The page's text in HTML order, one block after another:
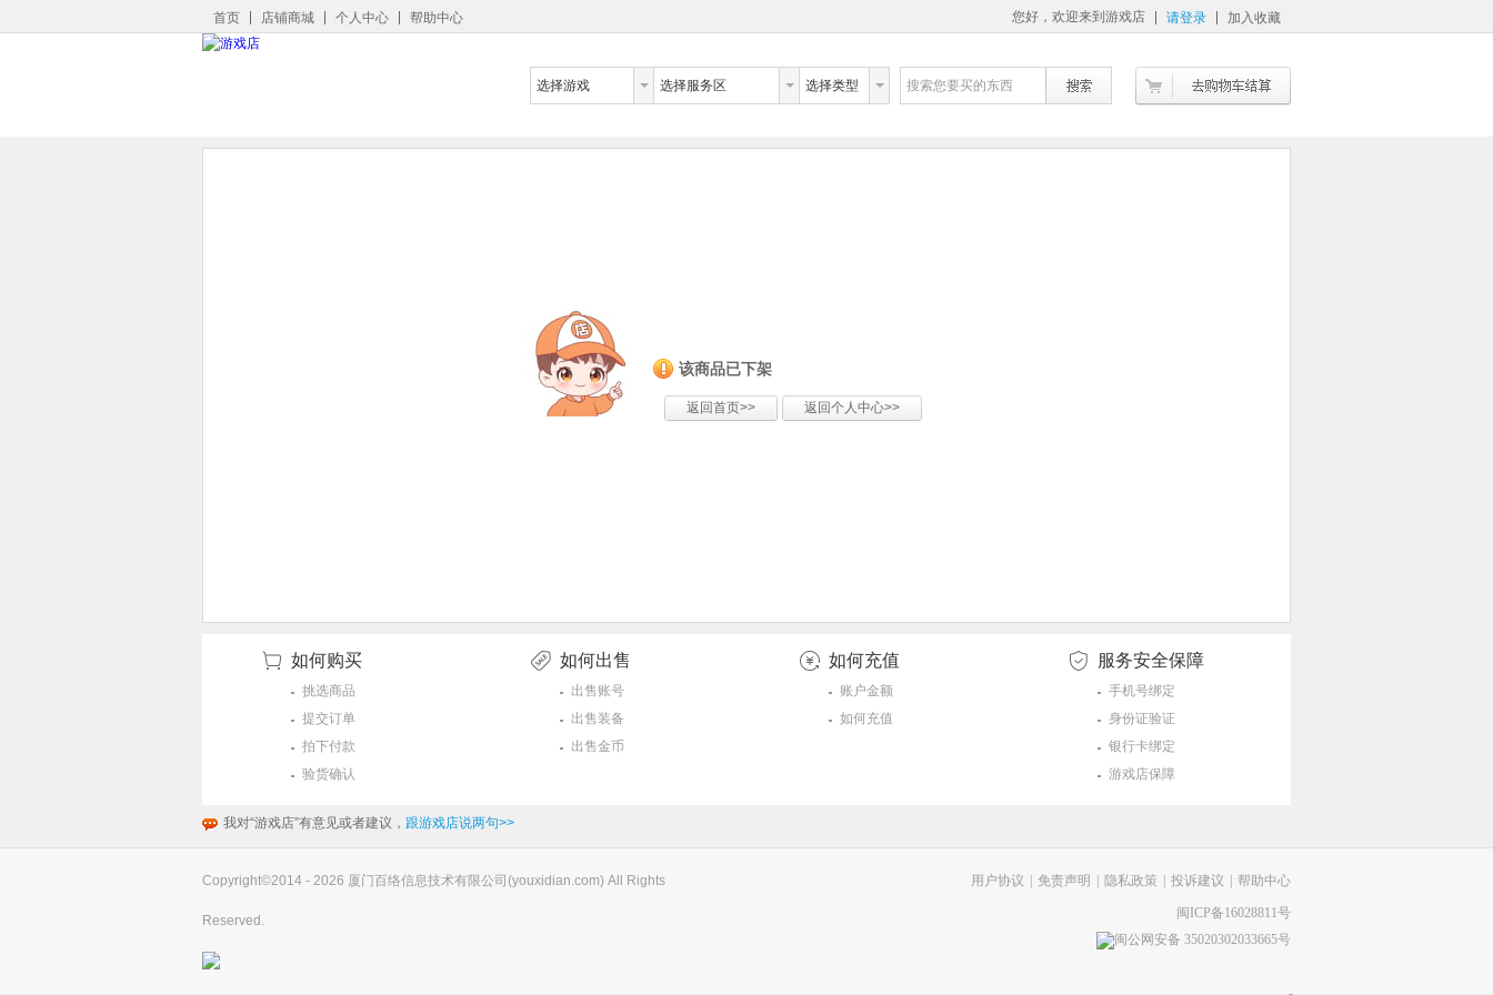
您好，欢迎来到游戏店 请登录 加入收藏
首页 店铺商城 个人中心 帮助中心
选择游戏 选择服务区 选择类型 搜索您要买的东西
该商品已下架
返回首页>> 返回个人中心>>
如何购买
挑选商品
提交订单
拍下付款
验货确认
如何出售
出售账号
出售装备
出售金币
如何充值
账户金额
如何充值
服务安全保障
手机号绑定
身份证验证
银行卡绑定
游戏店保障
我对“游戏店”有意见或者建议， 跟游戏店说两句>>
Copyright©2014 - 2026 厦门百络信息技术有限公司(youxidian.com) All Rights
Reserved.
帮助中心
投诉建议
隐私政策
免责声明
用户协议
闽ICP备16028811号
闽公网安备 35020302033665号